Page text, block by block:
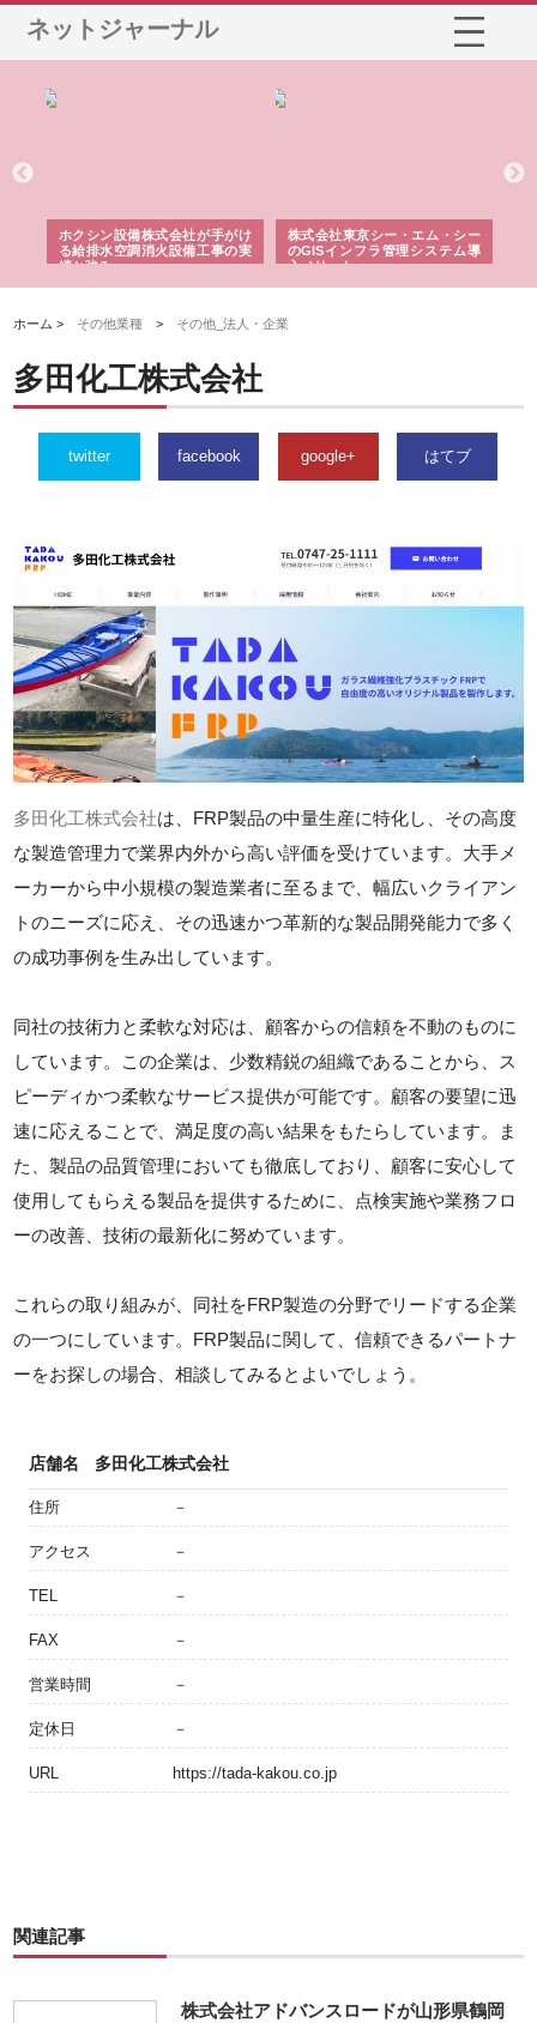
ネットジャーナル
ホクシン設備株式会社が手がけ
る給排水空調消火設備工事の実
績と強み
株式会社東京シー・エム・シー
のGISインフラ管理システム導
入メリット
ホーム > その他業種 > その他_法人・企業
多田化工株式会社
twitter facebook google+ はてブ
多田化工株式会社は、FRP製品の中量生産に特化し、その高度
な製造管理力で業界内外から高い評価を受けています。大手メ
ーカーから中小規模の製造業者に至るまで、幅広いクライアン
トのニーズに応え、その迅速かつ革新的な製品開発能力で多く
の成功事例を生み出しています。
同社の技術力と柔軟な対応は、顧客からの信頼を不動のものに
しています。この企業は、少数精鋭の組織であることから、ス
ピーディかつ柔軟なサービス提供が可能です。顧客の要望に迅
速に応えることで、満足度の高い結果をもたらしています。ま
た、製品の品質管理においても徹底しており、顧客に安心して
使用してもらえる製品を提供するために、点検実施や業務フロ
ーの改善、技術の最新化に努めています。
これらの取り組みが、同社をFRP製造の分野でリードする企業
の一つにしています。FRP製品に関して、信頼できるパートナ
ーをお探しの場合、相談してみるとよいでしょう。
店舗名 多田化工株式会社
住所 －
アクセス －
TEL －
FAX －
営業時間 －
定休日 －
URL https://tada-kakou.co.jp
関連記事
株式会社アドバンスロードが山形県鶴岡